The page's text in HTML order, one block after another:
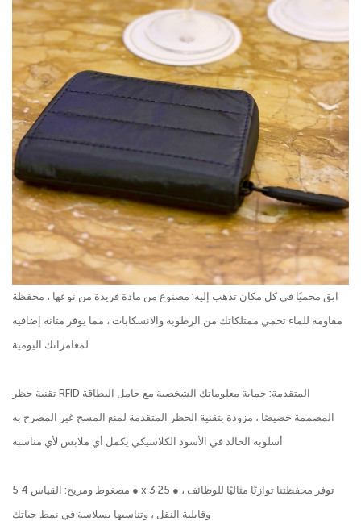
ابق محميًا في كل مكان تذهب إليه: مصنوع من مادة فريدة من نوعها ، محفظة
مقاومة للماء تحمي ممتلكاتك من الرطوبة والانسكابات ، مما يوفر متانة إضافية
لمغامراتك اليومية
تقنية حظر RFID المتقدمة: حماية معلوماتك الشخصية مع حامل البطاقة
المصممة خصيصًا ، مزودة بتقنية الحظر المتقدمة لمنع المسح غير المصرح به
أسلوبه الخالد في الأسود الكلاسيكي يكمل أي ملابس لأي مناسبة
مضغوط ومريح: القياس 4 5 ● x 3 25 ● ، توفر محفظتنا توازنًا مثاليًا للوظائف
وقابلية النقل ، وتناسبها بسلاسة في نمط حياتك